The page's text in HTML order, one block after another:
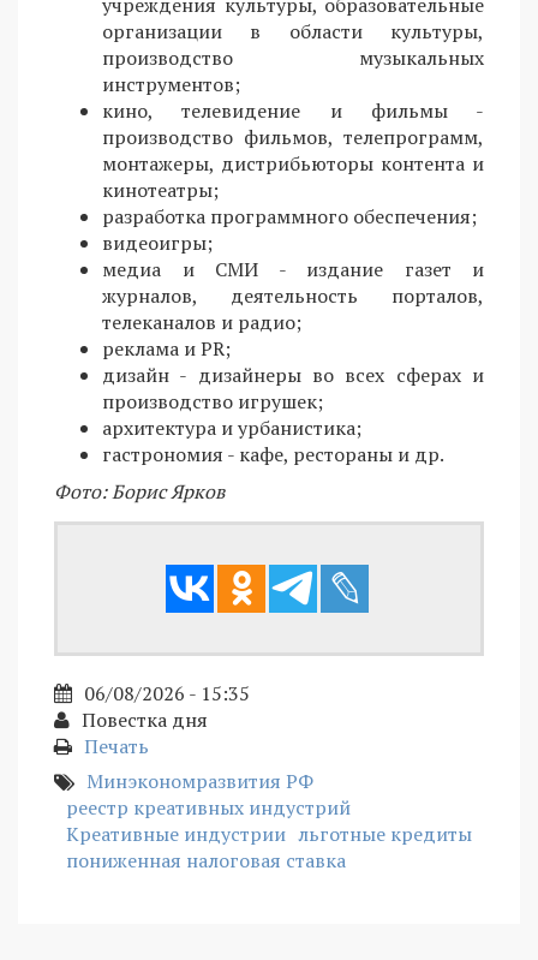
организации в области культуры,
производство музыкальных
инструментов;
кино, телевидение и фильмы -
производство фильмов, телепрограмм,
монтажеры, дистрибьюторы контента и
кинотеатры;
разработка программного обеспечения;
видеоигры;
медиа и СМИ - издание газет и
журналов, деятельность порталов,
телеканалов и радио;
реклама и PR;
дизайн - дизайнеры во всех сферах и
производство игрушек;
архитектура и урбанистика;
гастрономия - кафе, рестораны и др.
Фото: Борис Ярков
06/08/2026 - 15:35
Повестка дня
Печать
Минэкономразвития РФ
реестр креативных индустрий
Креативные индустрии льготные кредиты
пониженная налоговая ставка